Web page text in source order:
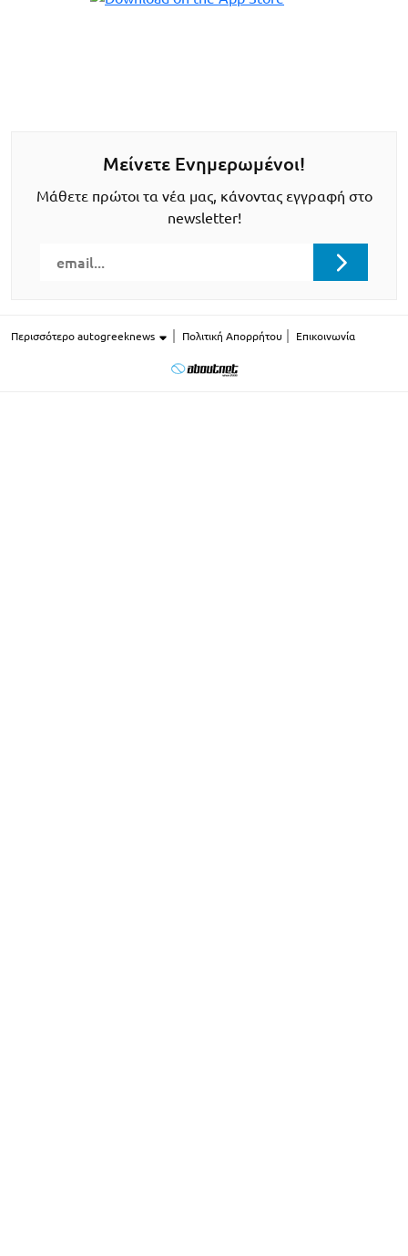
Μείνετε Ενημερωμένοι!
Μάθετε πρώτοι τα νέα μας, κάνοντας εγγραφή στο
newsletter!
Περισσότερο autogreeknews Πολιτική Απορρήτου Επικοινωνία